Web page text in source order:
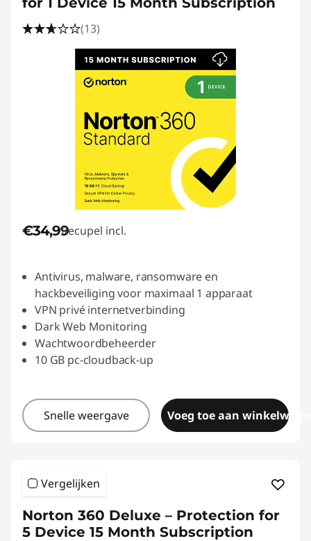
(13)
€34,99Recupel incl.
Antivirus, malware, ransomware en
hackbeveiliging voor maximaal 1 apparaat
VPN privé internetverbinding
Dark Web Monitoring
Wachtwoordbeheerder
10 GB pc-cloudback-up
Snelle weergave Voeg toe aan
Vergelijken
Norton 360 Deluxe – Protection for
5 Device 15 Month Subscription